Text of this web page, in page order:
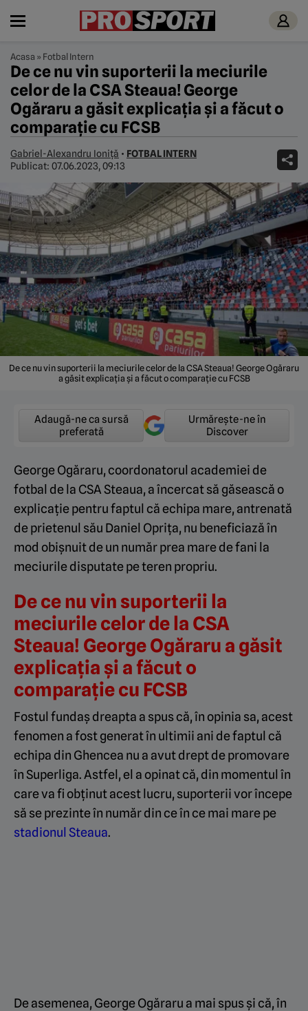
Acasa » Fotbal Intern
De ce nu vin suporterii la meciurile
celor de la CSA Steaua! George
Ogăraru a găsit explicația și a făcut o
comparație cu FCSB
Gabriel-Alexandru Ioniță • FOTBAL INTERN
Publicat: 07.06.2023, 09:13
De ce nu vin suporterii la meciurile celor de la CSA Steaua! George Ogăraru
a găsit explicația și a făcut o comparație cu FCSB
Adaugă-ne ca sursă
preferată
Urmărește-ne în
Discover
George Ogăraru, coordonatorul academiei de
fotbal de la CSA Steaua, a încercat să găsească o
explicație pentru faptul că echipa mare, antrenată
de prietenul său Daniel Oprița, nu beneficiază în
mod obișnuit de un număr prea mare de fani la
meciurile disputate pe teren propriu.
De ce nu vin suporterii la
meciurile celor de la CSA
Steaua! George Ogăraru a găsit
explicația și a făcut o
comparație cu FCSB
Fostul fundaș dreapta a spus că, în opinia sa, acest
fenomen a fost generat în ultimii ani de faptul că
echipa din Ghencea nu a avut drept de promovare
în Superliga. Astfel, el a opinat că, din momentul în
care va fi obținut acest lucru, suporterii vor începe
să se prezinte în număr din ce în ce mai mare pe
stadionul Steaua.
De asemenea, George Ogăraru a mai spus și că, în